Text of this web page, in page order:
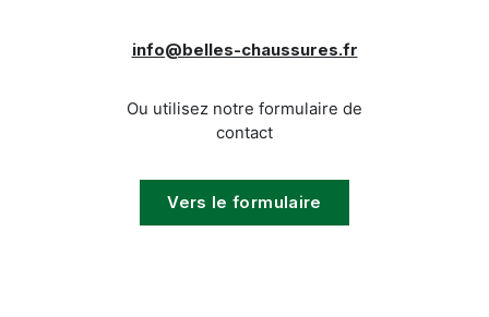
info@belles-chaussures.fr
Ou utilisez notre formulaire de
contact
Vers le formulaire